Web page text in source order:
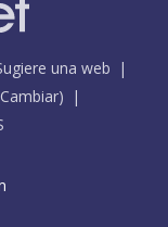
una web
Cambiar)